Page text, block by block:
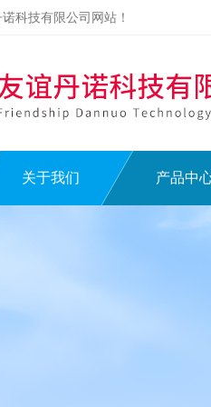
科技有限公司网站！
关于我们 产品中